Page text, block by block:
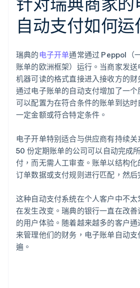
自动支付如何运
瑞典的 电子开单通常通过 Peppol（
账单的欧洲框架）运行。当商家发
机器可读的格式直接进入接收方的财
通过电子账单的自动支付增加了一
可以配置为在符合条件的账单到达
一定金额或符合特定条件。
电子开单特别适合与供应商有持续
50 份定期账单的公司可以自动完成
付，而无需人工审查。账单以结构
订单数据或支付规则进行匹配，然后
这种自动支付系统在个人客户中不
在发生改变。瑞典的银行一直在改
的用户体验。随着越来越多的客户
来管理他们的财务，电子账单自动
遍。